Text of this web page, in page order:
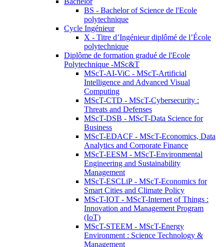
BS - Bachelor of Science de l'Ecole
polytechnique
Cycle Ingénieur
X - Titre d’Ingénieur diplômé de l’École
polytechnique
Diplôme de formation gradué de l'Ecole
Polytechnique -MSc&T
MScT-AI-ViC - MScT-Artificial
Intelligence and Advanced Visual
Computing
MScT-CTD - MScT-Cybersecurity :
Threats and Defenses
MScT-DSB - MScT-Data Science for
Business
MScT-EDACF - MScT-Economics, Data
Analytics and Corporate Finance
MScT-EESM - MScT-Environmental
Engineering and Sustainability
Management
MScT-ESCLiP - MScT-Economics for
Smart Cities and Climate Policy
MScT-IOT - MScT-Internet of Things :
Innovation and Management Program
(IoT)
MScT-STEEM - MScT-Energy
Environment : Science Technology &
Management